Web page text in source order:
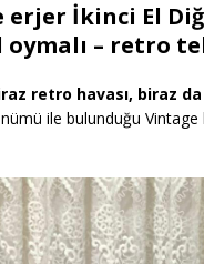
İkinci El
– retro
retro havası, biraz
ile bulunduğu